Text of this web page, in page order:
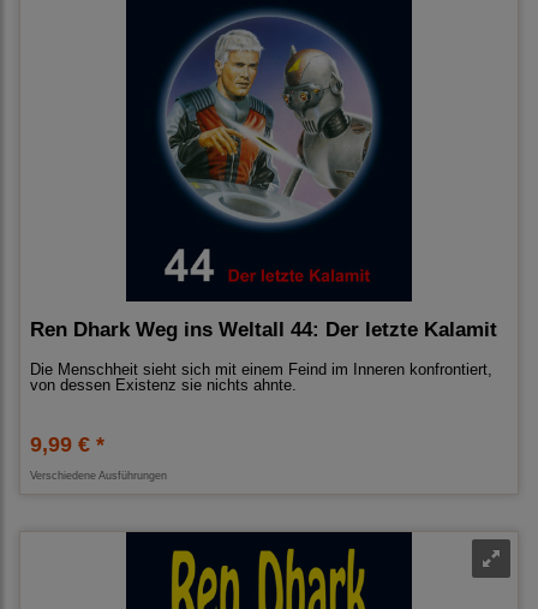
Ren Dhark Weg ins Weltall 44: Der letzte Kalamit
Die Menschheit sieht sich mit einem Feind im Inneren konfrontiert,
von dessen Existenz sie nichts ahnte.
9,99 € *
Verschiedene Ausführungen